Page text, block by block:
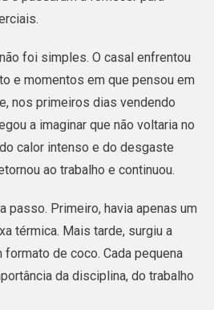
foi simples. O casal enfrentou
e momentos em que pensou em
nos primeiros dias vendendo
a imaginar que não voltaria no
calor intenso e do desgaste
ao trabalho e continuou.
passo. Primeiro, havia apenas um
térmica. Mais tarde, surgiu a
formato de coco. Cada pequena
da disciplina, do trabalho